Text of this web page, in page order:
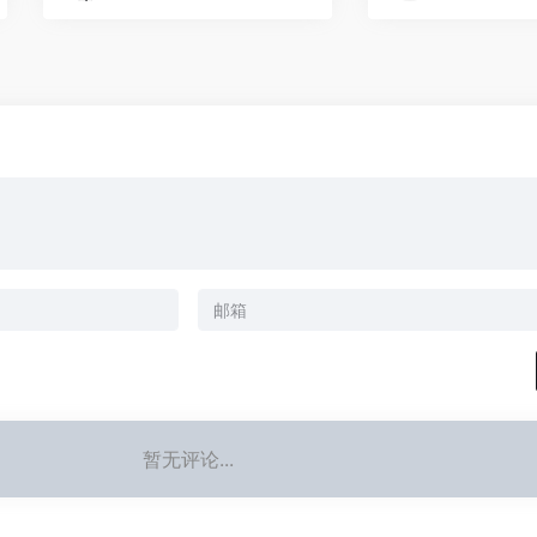
暂无评论...